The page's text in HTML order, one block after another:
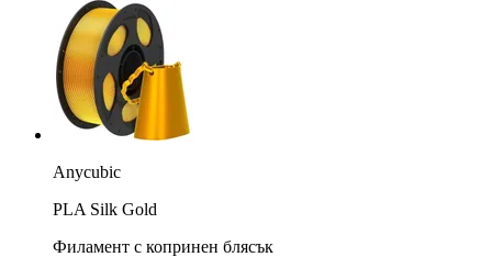
Anycubic
PLA Silk Gold
Филамент с копринен блясък